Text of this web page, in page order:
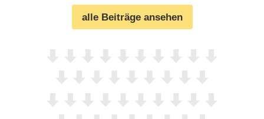
alle Beiträge ansehen